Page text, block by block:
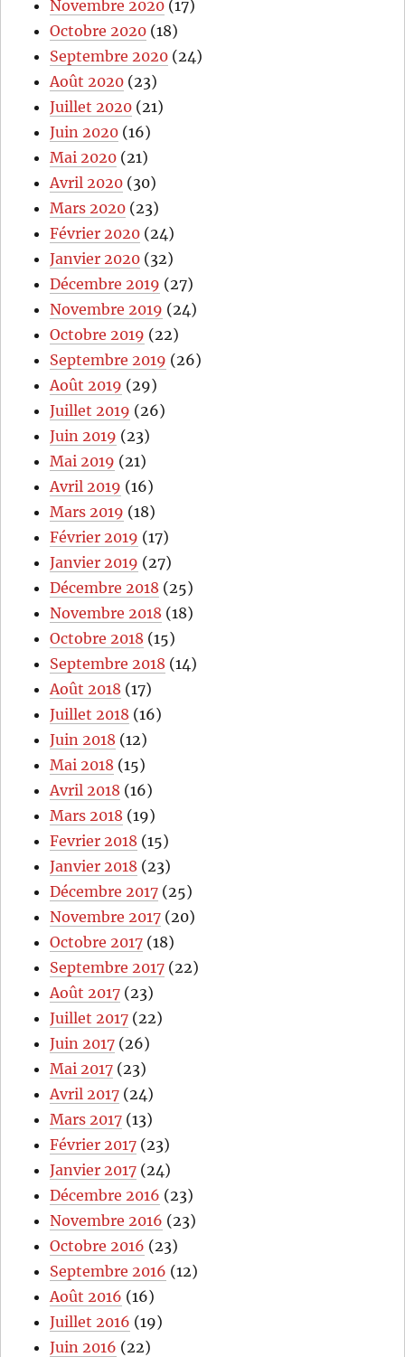
Novembre 2020 (17)
Octobre 2020 (18)
Septembre 2020 (24)
Août 2020 (23)
Juillet 2020 (21)
Juin 2020 (16)
Mai 2020 (21)
Avril 2020 (30)
Mars 2020 (23)
Février 2020 (24)
Janvier 2020 (32)
Décembre 2019 (27)
Novembre 2019 (24)
Octobre 2019 (22)
Septembre 2019 (26)
Août 2019 (29)
Juillet 2019 (26)
Juin 2019 (23)
Mai 2019 (21)
Avril 2019 (16)
Mars 2019 (18)
Février 2019 (17)
Janvier 2019 (27)
Décembre 2018 (25)
Novembre 2018 (18)
Octobre 2018 (15)
Septembre 2018 (14)
Août 2018 (17)
Juillet 2018 (16)
Juin 2018 (12)
Mai 2018 (15)
Avril 2018 (16)
Mars 2018 (19)
Fevrier 2018 (15)
Janvier 2018 (23)
Décembre 2017 (25)
Novembre 2017 (20)
Octobre 2017 (18)
Septembre 2017 (22)
Août 2017 (23)
Juillet 2017 (22)
Juin 2017 (26)
Mai 2017 (23)
Avril 2017 (24)
Mars 2017 (13)
Février 2017 (23)
Janvier 2017 (24)
Décembre 2016 (23)
Novembre 2016 (23)
Octobre 2016 (23)
Septembre 2016 (12)
Août 2016 (16)
Juillet 2016 (19)
Juin 2016 (22)